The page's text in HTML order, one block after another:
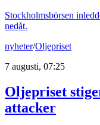
Stockholmsbörsen
nedåt.
nyheter/Oljepriset
7 augusti, 07:25
Oljepriset
attacker